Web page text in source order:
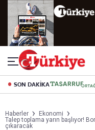
SON DAKİKA
Haberler
Ekonomi
Talep toplama yarın başlıyor!
çıkaracak